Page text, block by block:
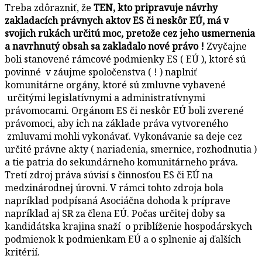
Treba zdôrazniť, že TEN, kto pripravuje návrhy
zakladacích právnych aktov ES či neskôr EÚ, má v
svojich rukách určitú moc, pretože cez jeho usmernenia
a navrhnutý obsah sa zakladalo nové právo ! Zvyčajne
boli stanovené rámcové podmienky ES ( EÚ ), ktoré sú
povinné v záujme spoločenstva ( ! ) naplniť
komunitárne orgány, ktoré sú zmluvne vybavené
určitými legislatívnymi a administratívnymi
právomocami. Orgánom ES či neskôr EÚ boli zverené
právomoci, aby ich na základe práva vytvoreného
zmluvami mohli vykonávať. Vykonávanie sa deje cez
určité právne akty ( nariadenia, smernice, rozhodnutia )
a tie patria do sekundárneho komunitárneho práva.
Tretí zdroj práva súvisí s činnosťou ES či EÚ na
medzinárodnej úrovni. V rámci tohto zdroja bola
napríklad podpísaná Asociáčna dohoda k príprave
napríklad aj SR za člena EÚ. Počas určitej doby sa
kandidátska krajina snaží o priblíženie hospodárskych
podmienok k podmienkam EÚ a o splnenie aj ďalších
kritérií.